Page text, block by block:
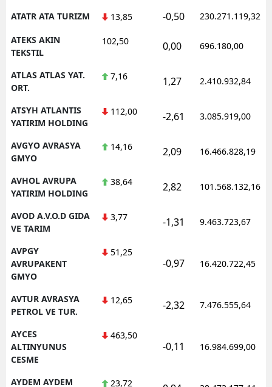
ATATR ATA TURIZM 13,85 -0,50 230.271.119,32
ATEKS AKIN
TEKSTIL
102,50 0,00 696.180,00
ATLAS ATLAS YAT.
ORT.
7,16 1,27 2.410.932,84
ATSYH ATLANTIS
YATIRIM HOLDING
112,00 -2,61 3.085.919,00
AVGYO AVRASYA
GMYO
14,16 2,09 16.466.828,19
AVHOL AVRUPA
YATIRIM HOLDING
38,64 2,82 101.568.132,16
AVOD A.V.O.D GIDA
VE TARIM
3,77 -1,31 9.463.723,67
AVPGY
AVRUPAKENT
GMYO
51,25
-0,97 16.420.722,45
AVTUR AVRASYA
PETROL VE TUR.
12,65 -2,32 7.476.555,64
AYCES
ALTINYUNUS
CESME
463,50
-0,11 16.984.699,00
AYDEM AYDEM 23,72